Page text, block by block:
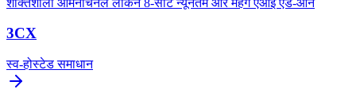
3CX
स्व-होस्टेड समाधान